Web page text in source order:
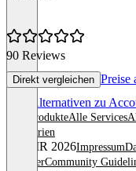
90 Reviews
Direkt vergleichen Preise
Alle Alternativen zu
Alle ProdukteAlle Services
Kategorien
© OMR 2026Impressum
AnbieterCommunity